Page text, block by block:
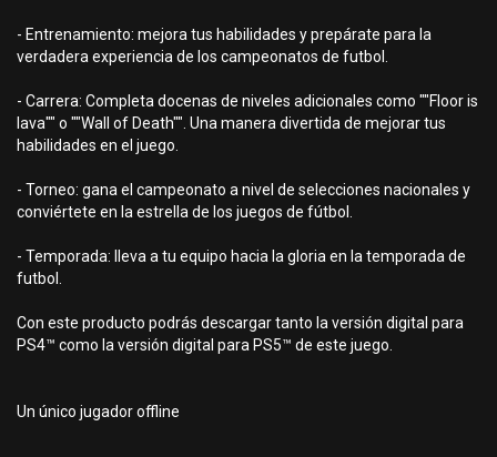
- Entrenamiento: mejora tus habilidades y prepárate para la
verdadera experiencia de los campeonatos de futbol.
- Carrera: Completa docenas de niveles adicionales como ""Floor is
lava"" o ""Wall of Death"". Una manera divertida de mejorar tus
habilidades en el juego.
- Torneo: gana el campeonato a nivel de selecciones nacionales y
conviértete en la estrella de los juegos de fútbol.
- Temporada: lleva a tu equipo hacia la gloria en la temporada de
futbol.
Con este producto podrás descargar tanto la versión digital para
PS4™ como la versión digital para PS5™ de este juego.
Un único jugador offline